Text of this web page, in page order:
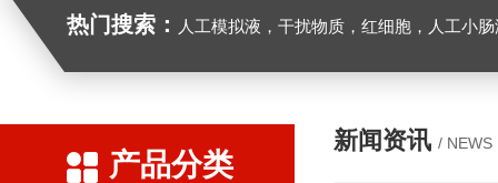
热门搜索： 人工模拟液，干扰物质，红细胞，人工小
产品分类
新闻资讯 / NEWS